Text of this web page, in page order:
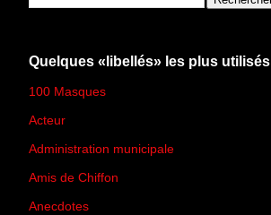
Quelques «libellés» les plus utilisés
100 Masques
Acteur
Administration municipale
Amis de Chiffon
Anecdotes